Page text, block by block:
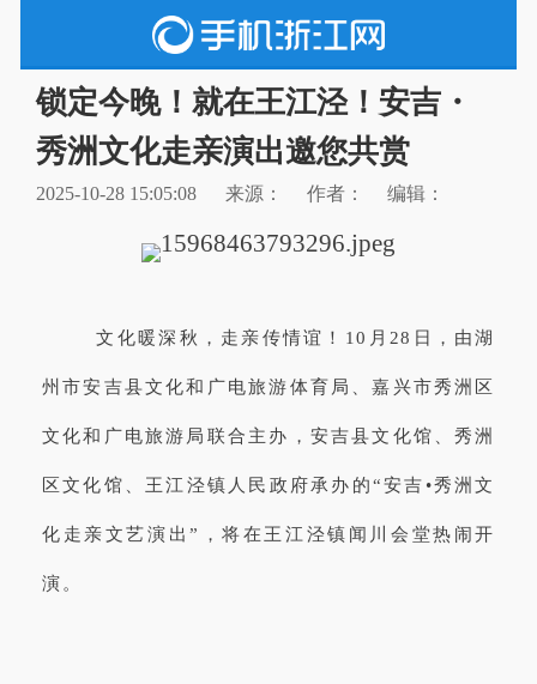
锁定今晚！就在王江泾！安吉・
秀洲文化走亲演出邀您共赏
2025-10-28 15:05:08 来源： 作者： 编辑：
文化暖深秋，走亲传情谊！10月28日，由湖
州市安吉县文化和广电旅游体育局、嘉兴市秀洲区
文化和广电旅游局联合主办，安吉县文化馆、秀洲
区文化馆、王江泾镇人民政府承办的“安吉•秀洲文
化走亲文艺演出”，将在王江泾镇闻川会堂热闹开
演。